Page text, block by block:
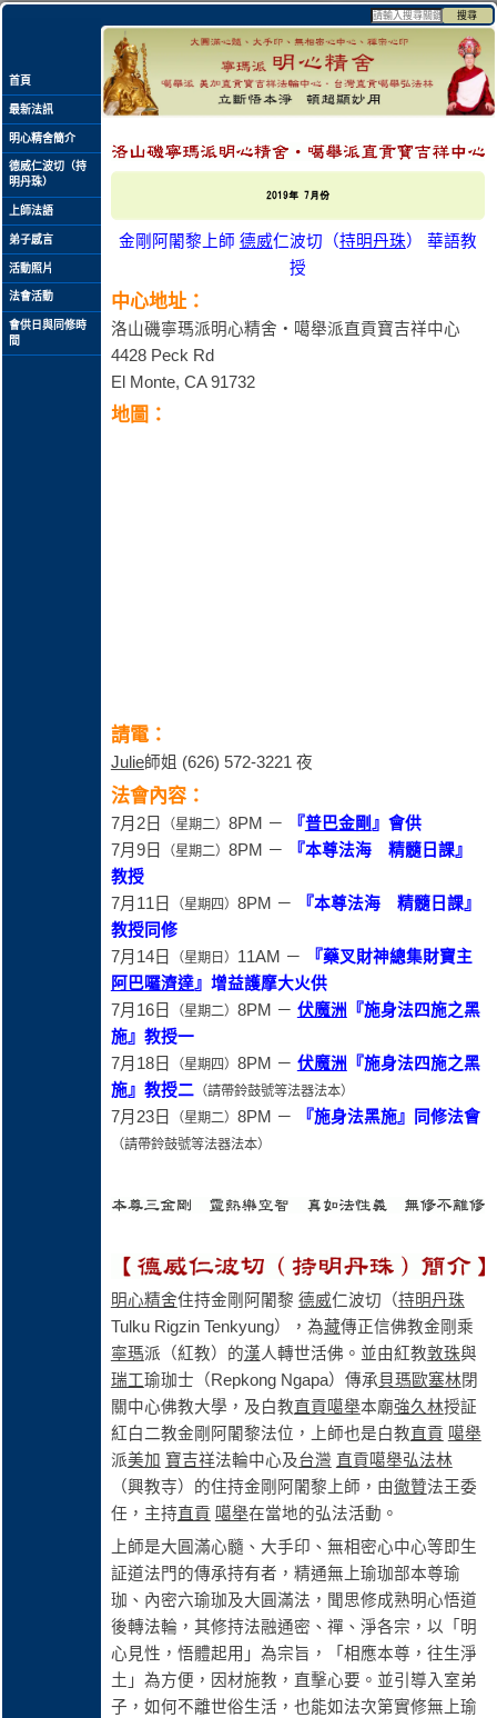
搜尋
首頁
最新法訊
明心精舍簡介
德威仁波切（持
明丹珠）
上師法語
弟子感言
活動照片
法會活動
會供日與同修時
間
2019年 7月份
金剛阿闍黎上師 德威仁波切（持明丹珠） 華語教
授
中心地址：
洛山磯寧瑪派明心精舍‧噶舉派直貢寶吉祥中心
4428 Peck Rd
El Monte, CA 91732
地圖：
請電：
Julie師姐 (626) 572-3221 夜
法會內容：
7月2日 （星期二） 8PM － 『普巴金剛 』 會供
7月9日
（星期二） 8PM － 『本尊法海精髓日課』
教授
7月11日
（星期四 ） 8PM － 『本尊法海精髓日課』
教授同修
7月14日
（星期日 ） 11AM － 『藥叉財神總集財寶主
阿巴囉濟達』 增益護摩大火供
7月16日
（星期二） 8PM － 伏魔洲 『施身法四施之黑
施』 教授一
7月18日
（星期四 ） 8PM － 伏魔洲 『施身法四施之黑
施』 教授二（請帶鈴鼓號等法器法本）
7月23日 （星期二） 8PM － 『施身法黑施』 同修法會
（請帶鈴鼓號等法器法本）
明心精舍住持金剛阿闍黎 德威仁波切（持明丹珠
Tulku Rigzin Tenkyung），為藏傳正信佛教金剛乘
寧瑪派（紅教）的漢人轉世活佛。並由紅教敦珠與
瑞工瑜珈士（Repkong Ngapa）傳承貝瑪歐塞林閉
關中心佛教大學，及白教直貢噶舉本廟強久林授証
紅白二教金剛阿闍黎法位，上師也是白教直貢 噶舉
派美加 寶吉祥法輪中心及台灣 直貢噶舉弘法林
（興教寺）的住持金剛阿闍黎上師，由徹贊法王委
任，主持直貢 噶舉在當地的弘法活動。
上師是大圓滿心髓、大手印、無相密心中心等即生
証道法門的傳承持有者，精通無上瑜珈部本尊瑜
珈、內密六瑜珈及大圓滿法，聞思修成熟明心悟道
後轉法輪，其修持法融通密、禪、淨各宗，以「明
心見性，悟體起用」為宗旨，「相應本尊，往生淨
土」為方便，因材施教，直擊心要。並引導入室弟
子，如何不離世俗生活，也能如法次第實修無上瑜